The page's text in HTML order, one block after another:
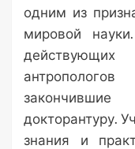
одним из
мировой
докторантуру.
знания и